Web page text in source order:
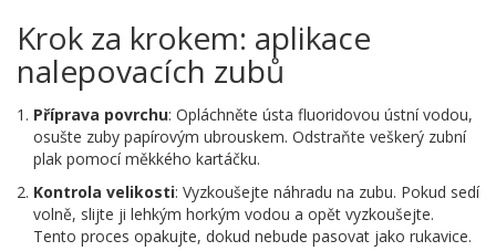
Krok za krokem: aplikace
nalepovacích zubů
Příprava povrchu: Opláchněte ústa fluoridovou ústní vodou,
osušte zuby papírovým ubrouskem. Odstraňte veškerý zubní
plak pomocí měkkého kartáčku.
Kontrola velikosti: Vyzkoušejte náhradu na zubu. Pokud sedí
volně, slijte ji lehkým horkým vodou a opět vyzkoušejte.
Tento proces opakujte, dokud nebude pasovat jako rukavice.